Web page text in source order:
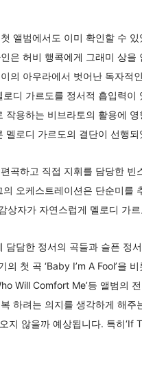
앨범에서도 이미 확인할 수
은 허비 행콕에게 그래미 상
의 아우라에서 벗어난 독자적
디 가르도를 정서적 흡입력
용하는 비브라토의 활용에
멜로디 가르도의 결단이 선행되
곡하고 직접 지휘를 담당한
오케스트레이션은 단순미를
상자가 자연스럽게 멜로디 가
담한 정서의 곡들과 슬픈 정
첫 곡 ‘Baby I’m A Fool’을
Will Comfort Me’등 앨범의
하려는 의지를 생각하게 해
지 않을까 예상됩니다. 특히‘If